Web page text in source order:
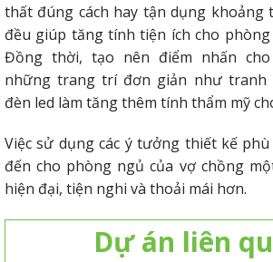
thất đúng cách hay tận dụng
đều giúp tăng tính tiện ích cho phòng
Đồng thời, tạo nên điểm nhấn
những trang trí đơn giản như tranh
đèn led làm tăng thêm tính thẩm mỹ
Việc sử dụng các ý tưởng thiết kế
đến cho phòng ngủ của vợ chồng
hiện đại, tiện nghi và thoải mái hơn.
Dự án liên